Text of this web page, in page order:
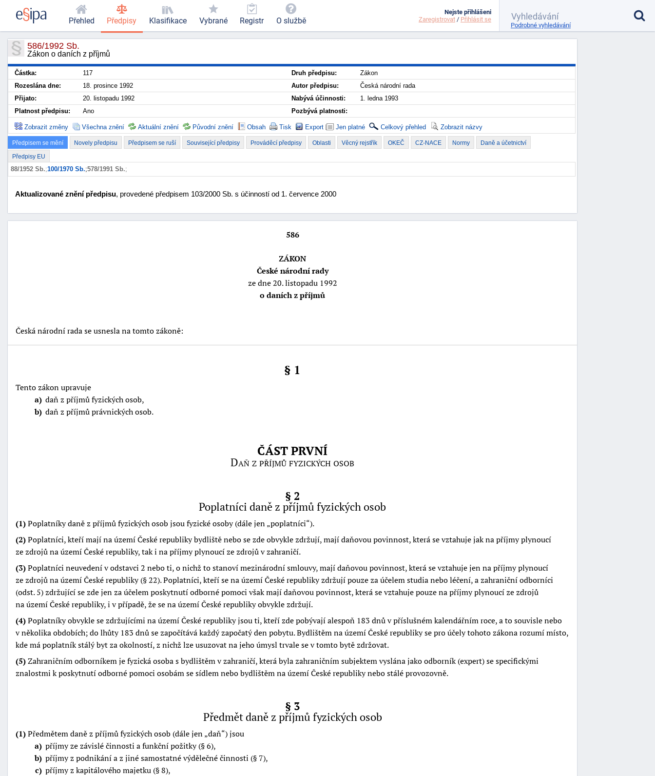
586/1992 Sb.
Zákon o daních z příjmů
Částka: 117 Druh předpisu:
Zákon
Rozeslána dne:
18. prosince 1992 Autor předpisu:
Česká národní rada
Přijato:
20. listopadu 1992 Nabývá účinnosti:
1. ledna 1993
Platnost předpisu:
Ano Pozbývá platnosti:
Zobrazit změny Všechna znění Aktuální znění Původní znění Obsah Tisk Export Jen platné Celkový přehled Zobrazit názvy
Předpisem se mění Novely předpisu Předpisem se ruší Související předpisy Prováděcí předpisy Oblasti Věcný rejstřík OKEČ CZ-NACE Normy Daně a účetnictví
Předpisy EU
88/1952 Sb.;100/1970 Sb.;578/1991 Sb.;
Aktualizované znění předpisu, provedené předpisem 103/2000 Sb. s účinností od 1. července 2000
586
ZÁKON
České národní rady
ze dne 20. listopadu 1992
o daních z příjmů
Česká národní rada se usnesla na tomto zákoně:
§ 1
Tento zákon upravuje
a daň z příjmů fyzických osob,
b daň z příjmů právnických osob.
ČÁST PRVNÍ
Daň z příjmů fyzických osob
§ 2
Poplatníci daně z příjmů fyzických osob
(1)Poplatníky daně z příjmů fyzických osob jsou fyzické osoby (dále jen poplatníci ).
(2)Poplatníci, kteří mají na území České republiky bydliště nebo se zde obvykle zdržují, mají daňovou povinnost, která se vztahuje jak na příjmy plynoucí
ze zdrojů na území České republiky, tak i na příjmy plynoucí ze zdrojů v zahraničí.
(3)Poplatníci neuvedení v odstavci 2 nebo ti, o nichž to stanoví mezinárodní smlouvy, mají daňovou povinnost, která se vztahuje jen na příjmy plynoucí
ze zdrojů na území České republiky (§ 22). Poplatníci, kteří se na území České republiky zdržují pouze za účelem studia nebo léčení, a zahraniční odborníci
(odst. 5) zdržující se zde jen za účelem poskytnutí odborné pomoci však mají daňovou povinnost, která se vztahuje pouze na příjmy plynoucí ze zdrojů
na území České republiky, i v případě, že se na území České republiky obvykle zdržují.
(4)Poplatníky obvykle se zdržujícími na území České republiky jsou ti, kteří zde pobývají alespoň 183 dnů v příslušném kalendářním roce, a to souvisle nebo
v několika obdobích; do lhůty 183 dnů se započítává každý započatý den pobytu. Bydlištěm na území České republiky se pro účely tohoto zákona rozumí místo,
kde má poplatník stálý byt za okolností, z nichž lze usuzovat na jeho úmysl trvale se v tomto bytě zdržovat.
(5)Zahraničním odborníkem je fyzická osoba s bydlištěm v zahraničí, která byla zahraničním subjektem vyslána jako odborník (expert) se specifickými
znalostmi k poskytnutí odborné pomoci osobám se sídlem nebo bydlištěm na území České republiky nebo stálé provozovně.
§ 3
Předmět daně z příjmů fyzických osob
(1)Předmětem daně z příjmů fyzických osob (dále jen daň ) jsou
a příjmy ze závislé činnosti a funkční požitky (§ 6),
b příjmy z podnikání a z jiné samostatné výdělečné činnosti (§ 7),
c příjmy z kapitálového majetku (§ 8),
Přehled Předpisy Klasifikace Vybrané Registr O službě
Nejste přihlášeni
Zaregistrovat / Přihlásit se
Podrobné vyhledávání